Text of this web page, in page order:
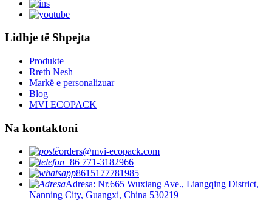
Lidhje të Shpejta
Produkte
Rreth Nesh
Markë e personalizuar
Blog
MVI ECOPACK
Na kontaktoni
orders@mvi-ecopack.com
+86 771-3182966
8615177781985
Adresa: Nr.665 Wuxiang Ave., Liangqing District,
Nanning City, Guangxi, China 530219